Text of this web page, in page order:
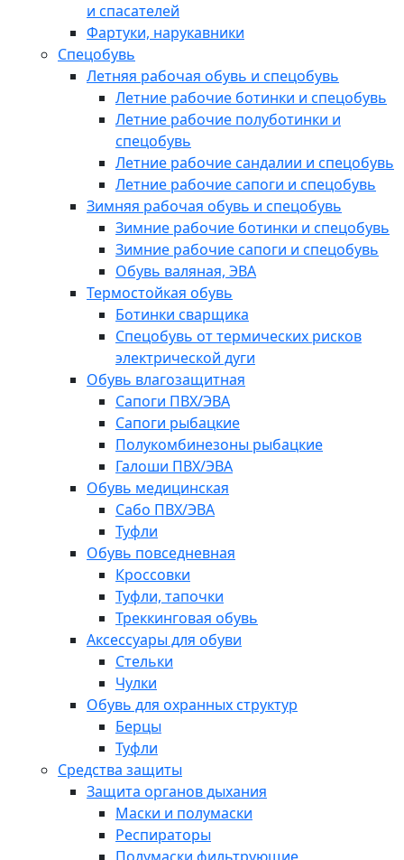
и спасателей
Фартуки, нарукавники
Спецобувь
Летняя рабочая обувь и спецобувь
Летние рабочие ботинки и спецобувь
Летние рабочие полуботинки и
спецобувь
Летние рабочие сандалии и спецобувь
Летние рабочие сапоги и спецобувь
Зимняя рабочая обувь и спецобувь
Зимние рабочие ботинки и спецобувь
Зимние рабочие сапоги и спецобувь
Обувь валяная, ЭВА
Термостойкая обувь
Ботинки сварщика
Спецобувь от термических рисков
электрической дуги
Обувь влагозащитная
Сапоги ПВХ/ЭВА
Сапоги рыбацкие
Полукомбинезоны рыбацкие
Галоши ПВХ/ЭВА
Обувь медицинская
Сабо ПВХ/ЭВА
Туфли
Обувь повседневная
Кроссовки
Туфли, тапочки
Треккинговая обувь
Аксессуары для обуви
Стельки
Чулки
Обувь для охранных структур
Берцы
Туфли
Средства защиты
Защита органов дыхания
Маски и полумаски
Респираторы